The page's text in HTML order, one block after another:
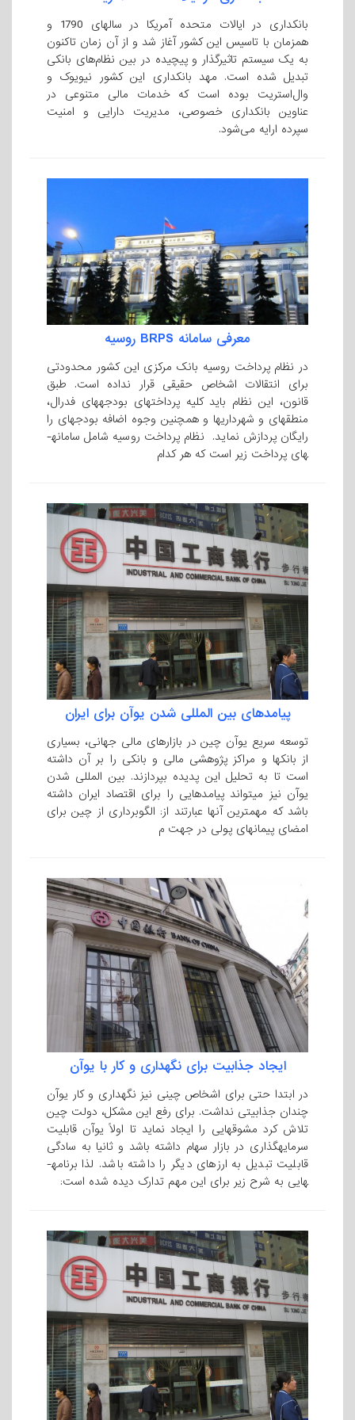
بانکداری در ایالات متحده آمریکا در سالهای 1790 و
همزمان با تاسیس این کشور آغاز شد و از آن زمان تاکنون
به یک سیستم تاثیرگذار و پیچیده در بین نظام‌های بانکی
تبدیل شده است. مهد بانکداری این کشور نیویوک و
وال‌استریت بوده است که خدمات مالی متنوعی در
عناوین بانکداری خصوصی، مدیریت دارایی و امنیت
سپرده ارایه می‌شود.
معرفی سامانه BRPS روسیه
در نظام پرداخت روسیه بانک مرکزی این کشور محدودتی
برای انتقالات اشخاص حقیقی قرار نداده است. طبق
قانون، این نظام باید کلیه پرداختهای بودجه­های فدرال،
منطقه­ای و شهرداریها و همچنین وجوه اضافه بودجه­ای را
رایگان پردازش نماید. نظام پرداخت روسیه شامل سامانه­
های پرداخت زیر است که هر کدام
پیامدهای بین المللی شدن یوآن برای ایران
توسعه سریع یوآن چین در بازارهای مالی جهانی، بسیاری
از بانکها و مراکز پژوهشی مالی و بانکی را بر آن داشته
است تا به تحلیل این پدیده بپردازند. بین المللی شدن
یوآن نیز می­تواند پیامدهایی را برای اقتصاد ایران داشته
باشد که مهمترین آنها عبارتند از: الگوبرداری از چین برای
امضای پیمانهای پولی در جهت م
ایجاد جذابیت برای نگهداری و کار با یوآن
در ابتدا حتی برای اشخاص چینی نیز نگهداری و کار یوآن
چندان جذابیتی نداشت. برای رفع این مشکل، دولت چین
تلاش کرد مشوقهایی را ایجاد نماید تا اولاً یوآن قابلیت
سرمایه­گذاری در بازار سهام داشته باشد و ثانیا به سادگی
قابلیت تبدیل به ارزهای دیگر را داشته باشد. لذا برنامه­
هایی به شرح زیر برای این مهم تدارک دیده شده است: